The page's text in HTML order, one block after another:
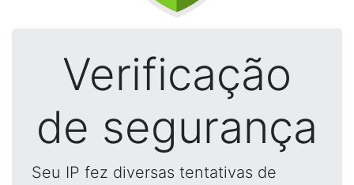
Verificação
de segurança
Seu IP fez diversas tentativas de